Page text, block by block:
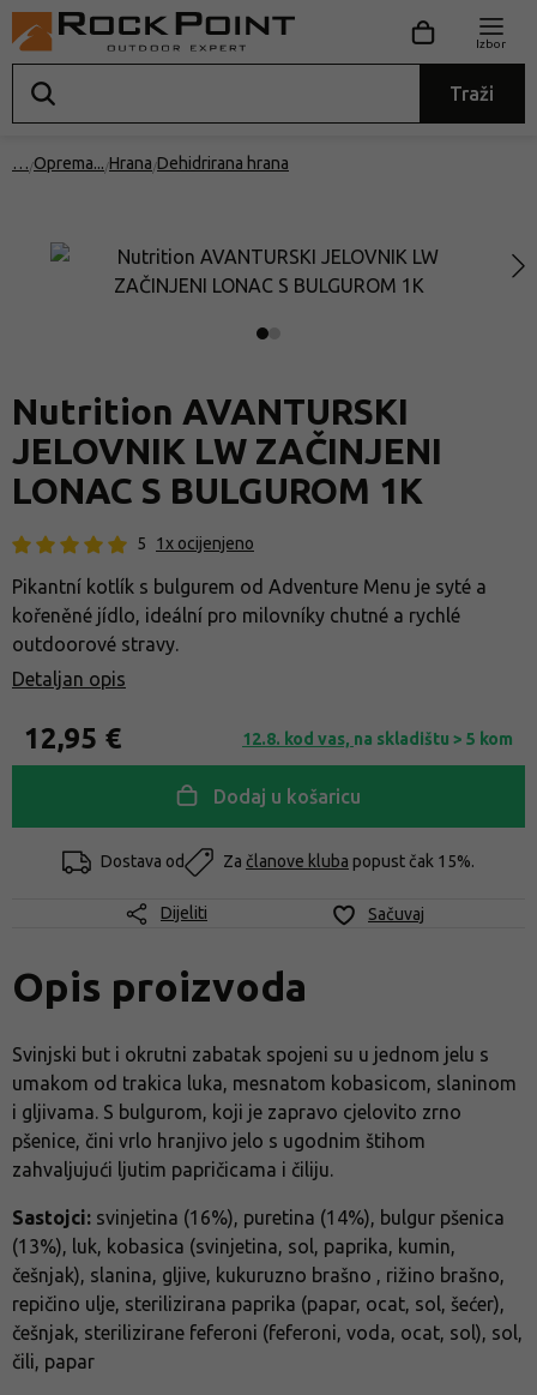
Traži
Izbor
… Oprema Hrana Dehidrirana hrana
Nutrition AVANTURSKI
JELOVNIK LW ZAČINJENI
LONAC S BULGUROM 1K
5 1x ocijenjeno
Pikantní kotlík s bulgurem od Adventure Menu je syté a
kořeněné jídlo, ideální pro milovníky chutné a rychlé
outdoorové stravy.
Detaljan opis
12,95 € 12.8. kod vas, na skladištu > 5 kom
Dodaj u košaricu
Dostava od Za članove kluba popust čak 15%.
Dijeliti Sačuvaj
Opis proizvoda
Svinjski but i okrutni zabatak spojeni su u jednom jelu s
umakom od trakica luka, mesnatom kobasicom, slaninom
i gljivama. S bulgurom, koji je zapravo cjelovito zrno
pšenice, čini vrlo hranjivo jelo s ugodnim štihom
zahvaljujući ljutim papričicama i čiliju.
Sastojci: svinjetina (16%), puretina (14%), bulgur pšenica
(13%), luk, kobasica (svinjetina, sol, paprika, kumin,
češnjak), slanina, gljive, kukuruzno brašno , rižino brašno,
repičino ulje, sterilizirana paprika (papar, ocat, sol, šećer),
češnjak, sterilizirane feferoni (feferoni, voda, ocat, sol), sol,
čili, papar